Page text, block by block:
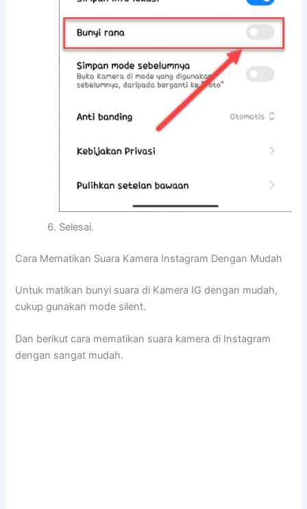
Selesai.
Cara Mematikan Suara Kamera Instagram Dengan Mudah
Untuk matikan bunyi suara di Kamera IG dengan mudah,
cukup gunakan mode silent.
Dan berikut cara mematikan suara kamera di Instagram
dengan sangat mudah.